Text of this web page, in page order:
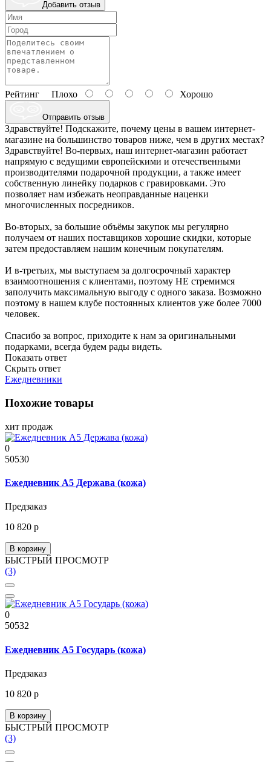
Добавить отзыв
Рейтинг Плохо Хорошо
Отправить отзыв
Здравствуйте! Подскажите, почему цены в вашем интернет-
магазине на большинство товаров ниже, чем в других местах?
Здравствуйте! Во-первых, наш интернет-магазин работает
напрямую с ведущими европейскими и отечественными
производителями подарочной продукции, а также имеет
собственную линейку подарков с гравировками. Это
позволяет нам избежать неоправданные наценки
многочисленных посредников.
Во-вторых, за большие объёмы закупок мы регулярно
получаем от наших поставщиков хорошие скидки, которые
затем предоставляем нашим конечным покупателям.
И в-третьих, мы выступаем за долгосрочный характер
взаимоотношения с клиентами, поэтому НЕ стремимся
заполучить максимальную выгоду с одного заказа. Возможно
поэтому в нашем клубе постоянных клиентов уже более 7000
человек.
Спасибо за вопрос, приходите к нам за оригинальными
подарками, всегда будем рады видеть.
Показать ответ
Скрыть ответ
Ежедневники
Похожие товары
хит продаж
0
50530
Ежедневник А5 Держава (кожа)
Предзаказ
10 820 р
В корзину
БЫСТРЫЙ ПРОСМОТР
(3)
0
50532
Ежедневник А5 Государь (кожа)
Предзаказ
10 820 р
В корзину
БЫСТРЫЙ ПРОСМОТР
(3)